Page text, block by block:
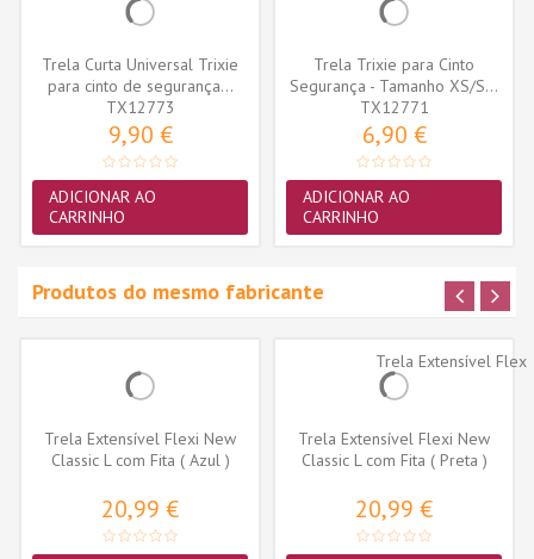
Trela Curta Universal Trixie
para cinto de segurança...
TX12773
9,90 €
ADICIONAR AO
CARRINHO
Trela Trixie para Cinto
Segurança - Tamanho XS/S...
TX12771
6,90 €
ADICIONAR AO
CARRINHO
Produtos do mesmo fabricante
Trela Extensível Flexi New
Classic L com Fita ( Azul )
20,99 €
Trela Extensível Flexi New
Classic L com Fita ( Preta )
20,99 €